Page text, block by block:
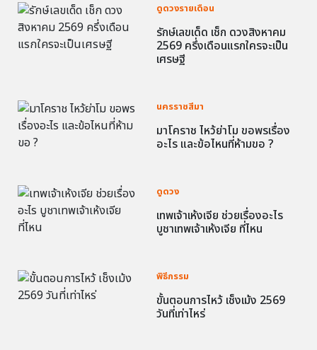
ดูดวงรายเดือน
รักษ์เลขเด็ด เช็ก ดวงสิงหาคม
2569 ครึ่งเดือนแรกใครจะเป็น
เศรษฐี
นครราชสีมา
มาโคราช ไหว้ย่าโม ขอพรเรื่อง
อะไร และข้อไหนที่ห้ามขอ ?
ดูดวง
เทพเจ้าเห้งเจีย ช่วยเรื่องอะไร
บูชาเทพเจ้าเห้งเจีย ที่ไหน
พิธีกรรม
ขั้นตอนการไหว้ เช็งเม้ง 2569
วันที่เท่าไหร่